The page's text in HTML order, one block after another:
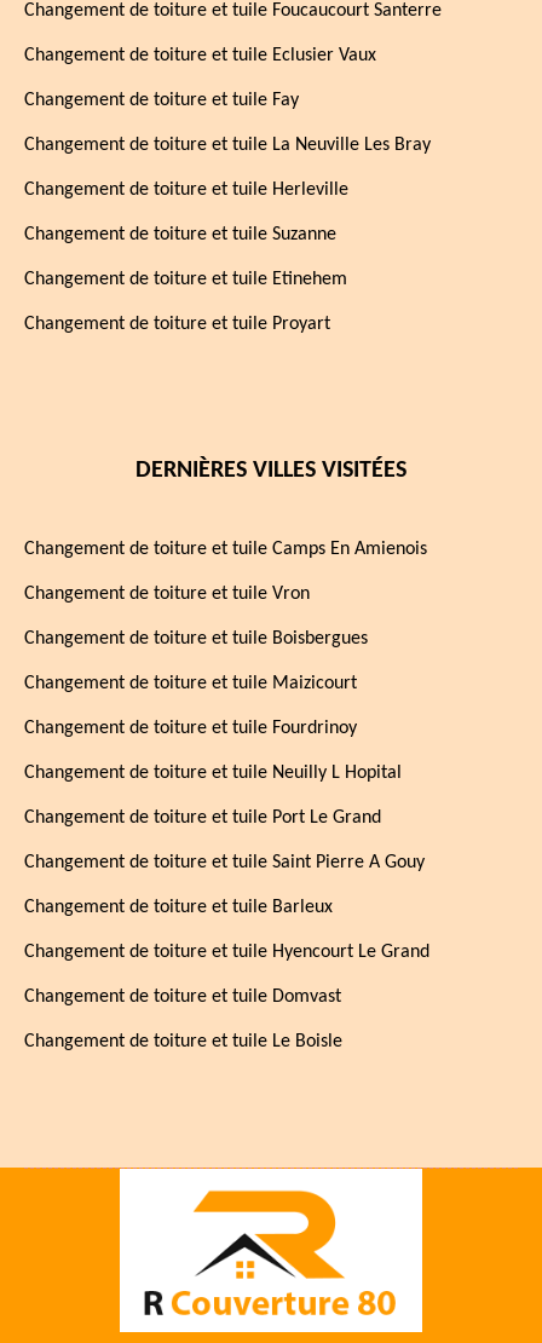
Changement de toiture et tuile Foucaucourt Santerre
Changement de toiture et tuile Eclusier Vaux
Changement de toiture et tuile Fay
Changement de toiture et tuile La Neuville Les Bray
Changement de toiture et tuile Herleville
Changement de toiture et tuile Suzanne
Changement de toiture et tuile Etinehem
Changement de toiture et tuile Proyart
DERNIÈRES VILLES VISITÉES
Changement de toiture et tuile Camps En Amienois
Changement de toiture et tuile Vron
Changement de toiture et tuile Boisbergues
Changement de toiture et tuile Maizicourt
Changement de toiture et tuile Fourdrinoy
Changement de toiture et tuile Neuilly L Hopital
Changement de toiture et tuile Port Le Grand
Changement de toiture et tuile Saint Pierre A Gouy
Changement de toiture et tuile Barleux
Changement de toiture et tuile Hyencourt Le Grand
Changement de toiture et tuile Domvast
Changement de toiture et tuile Le Boisle